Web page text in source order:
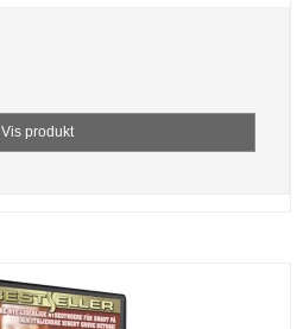
Vis produkt